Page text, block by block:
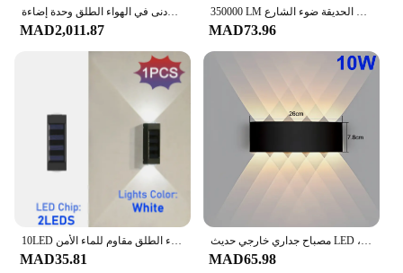
الحد الأدنى في الهواء الطلق وحدة إضاءة LED جداريّة ضوء الحديثة مقاوم للماء Ip65 في الهواء الطلق وحدة إضاءة LED جداريّة مصباح شريط طويل الضوء الخارجي لحديقة فناء الشرفة
MAD2,011.87
350000 LM أضواء الطاقة الشمسية في الهواء الطلق محس حركة الطاقة الشمسية 3 طرق إضاءة جدارية أمنية مقاومة للماء للفناء باب الحديقة ضوء الشارع
MAD73.96
10LED أضواء الجدار الشمسية في الهواء الطلق مقاوم للماء الأمن LED الإضاءة لحديقة ساحة سياج ديكور مصابيح
MAD35.81
مصباح جداري خارجي حديث LED ، مصابيح شرفة مضادة للماء ، مصابيح شرفة وحديقة ، مصباح حائط داخلي ، ديكور منزلي
MAD65.98